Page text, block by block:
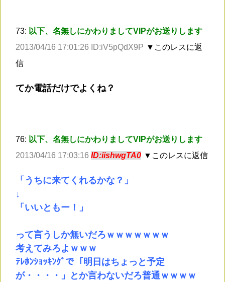
73: 以下、名無しにかわりましてVIPがお送りします
2013/04/16 17:01:26 ID:iV5pQdX9P ▼このレスに返
信
てか電話だけでよくね？
76: 以下、名無しにかわりましてVIPがお送りします
2013/04/16 17:03:16 ID:iishwgTA0 ▼このレスに返信
「うちに来てくれるかな？」
↓
「いいともー！」
って言うしか無いだろｗｗｗｗｗｗｗ
考えてみろよｗｗｗ
ﾃﾚﾎﾝｼｮｯｷﾝｸﾞで「明日はちょっと予定
が・・・・」とか言わないだろ普通ｗｗｗｗ